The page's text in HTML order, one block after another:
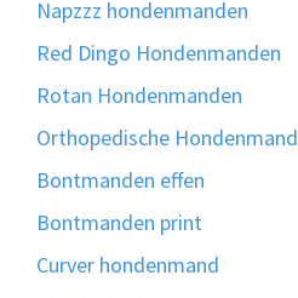
Napzzz hondenmanden
Red Dingo Hondenmanden
Rotan Hondenmanden
Orthopedische Hondenmand
Bontmanden effen
Bontmanden print
Curver hondenmand